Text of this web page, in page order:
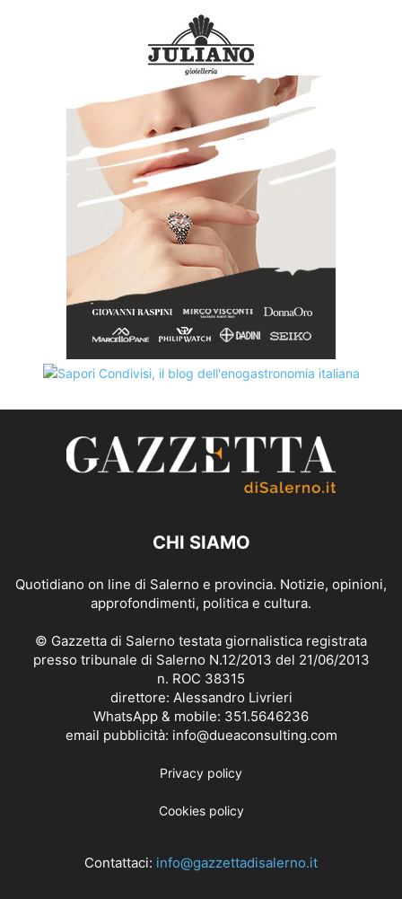
CHI SIAMO
Quotidiano on line di Salerno e provincia. Notizie, opinioni,
approfondimenti, politica e cultura.
© Gazzetta di Salerno testata giornalistica registrata
presso tribunale di Salerno N.12/2013 del 21/06/2013
n. ROC 38315
direttore: Alessandro Livrieri
WhatsApp & mobile: 351.5646236
email pubblicità: info@dueaconsulting.com
Privacy policy
Cookies policy
Contattaci: info@gazzettadisalerno.it